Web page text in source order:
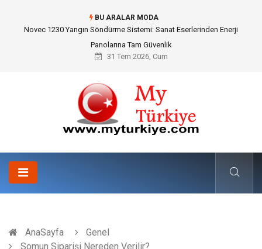
BU ARALAR MODA
Skoda Yedek Parça Seçiminde Teknik Uyumluluk ve Sürüş Konforu
31 Tem 2026, Cum
AnaSayfa
Genel
Somun Siparişi Nereden Verilir?